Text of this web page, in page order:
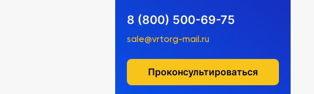
8 (800) 500-69-75
sale@vrtorg-mail.ru
Проконсультироваться